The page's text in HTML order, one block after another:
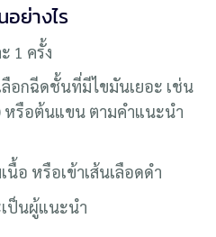
ย่างไร
1 ครั้ง
อกฉีดชั้นที่มีไขมันเยอะ เช่น
รือต้นแขน ตามคําแนะนํา
อ หรือเข้าเส้นเลือดดำ
ป็นผู้แนะนำ